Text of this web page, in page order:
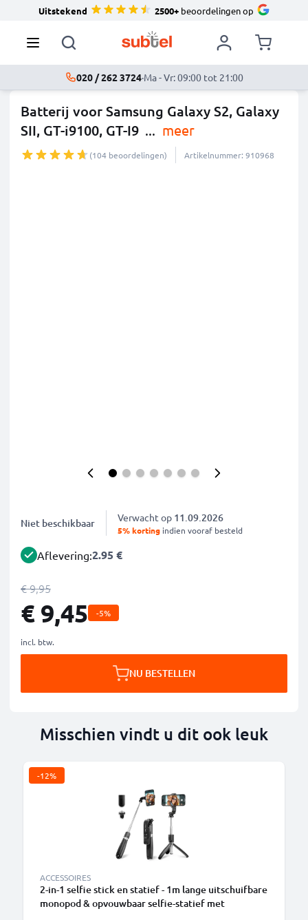
Uitstekend 2500+beoordelingen op
020 / 262 3724·Ma - Vr: 09:00 tot 21:00
Batterij voor Samsung Galaxy S2, Galaxy
SII, GT-i9100, GT-I9 ... meer
(104 beoordelingen) Artikelnummer: 910968
Niet beschikbaar Verwacht op 11.09.2026
5% korting indien vooraf besteld
Aflevering:2.95 €
€ 9,95
€ 9,45 -5%
incl. btw.
NU BESTELLEN
Misschien vindt u dit ook leuk
-12%
ACCESSOIRES
2-in-1 selfie stick en statief - 1m lange uitschuifbare
monopod & opvouwbaar selfie-statief met